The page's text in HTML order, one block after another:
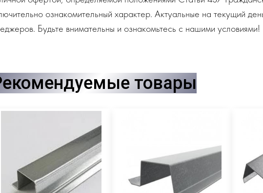
ознакомительный характер. Актуальные на текущий
Будьте внимательны и ознакомьтесь с нашими условиями!
товары